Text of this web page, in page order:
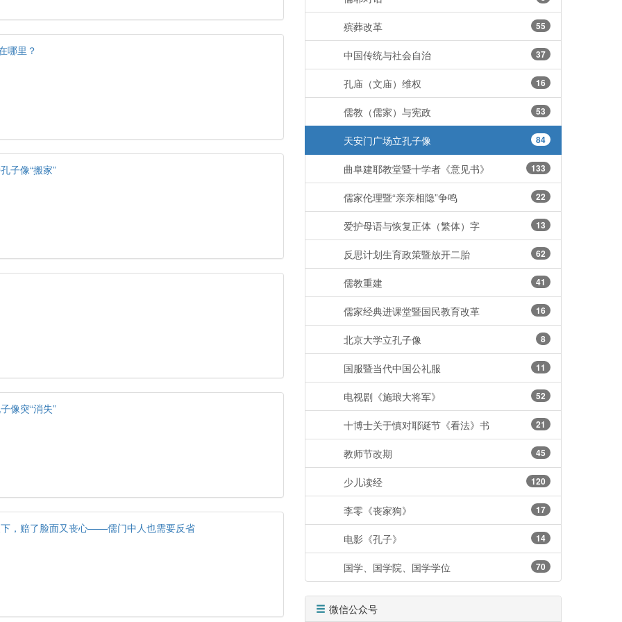
哪里？
子像“搬家”
像突“消失”
，赔了脸面又丧心——儒门中人也需要反省
55
殡葬改革
37
中国传统与社会自治
16
孔庙（文庙）维权
53
儒教（儒家）与宪政
84
天安门广场立孔子像
133
曲阜建耶教堂暨十学者《意见书》
22
儒家伦理暨“亲亲相隐”争鸣
13
爱护母语与恢复正体（繁体）字
62
反思计划生育政策暨放开二胎
41
儒教重建
16
儒家经典进课堂暨国民教育改革
8
北京大学立孔子像
11
国服暨当代中国公礼服
52
电视剧《施琅大将军》
21
十博士关于慎对耶诞节《看法》书
45
教师节改期
120
少儿读经
17
李零《丧家狗》
14
电影《孔子》
70
国学、国学院、国学学位
微信公众号